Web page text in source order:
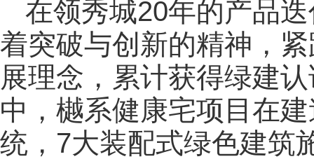
在领秀城20年的产品
着突破与创新的精神，
展理念，累计获得绿建
中，樾系健康宅项目在
统，7大装配式绿色建筑